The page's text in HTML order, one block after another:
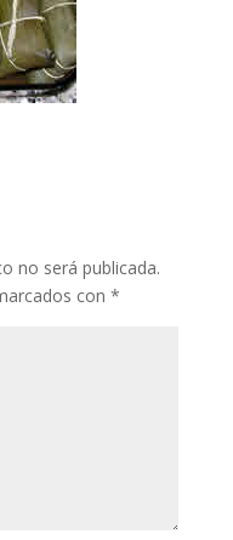
no será publicada.
con *